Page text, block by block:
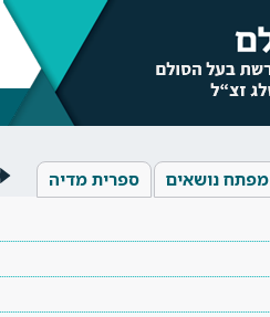
מפתח נושאים ספרית מדיה